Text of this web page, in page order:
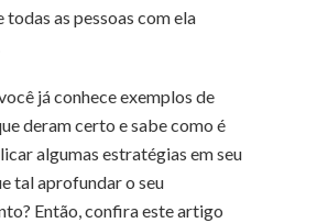
todas as pessoas com ela
já conhece exemplos de
deram certo e sabe como é
algumas estratégias em seu
tal aprofundar o seu
Então, confira este artigo